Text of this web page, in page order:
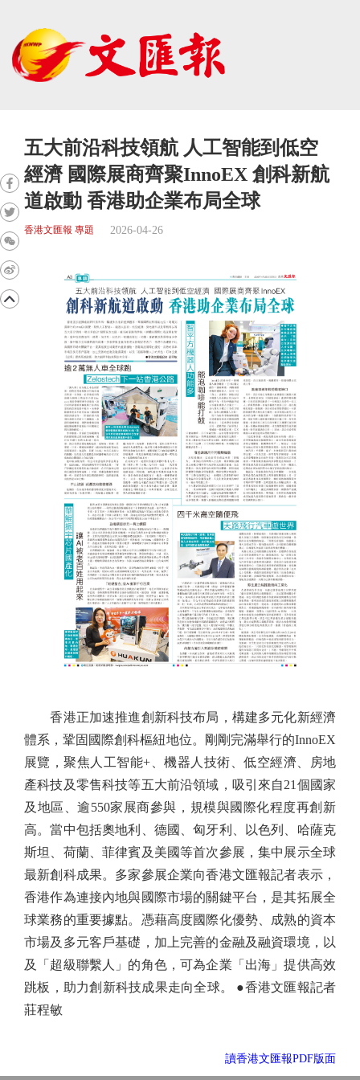
五大前沿科技領航 人工智能到低空
經濟 國際展商齊聚InnoEX 創科新航
道啟動 香港助企業布局全球
香港文匯報 專題 2026-04-26
香港正加速推進創新科技布局，構建多元化新經濟
體系，鞏固國際創科樞紐地位。剛剛完滿舉行的InnoEX
展覽，聚焦人工智能+、機器人技術、低空經濟、房地
產科技及零售科技等五大前沿領域，吸引來自21個國家
及地區、逾550家展商參與，規模與國際化程度再創新
高。當中包括奧地利、德國、匈牙利、以色列、哈薩克
斯坦、荷蘭、菲律賓及美國等首次參展，集中展示全球
最新創科成果。多家參展企業向香港文匯報記者表示，
香港作為連接內地與國際市場的關鍵平台，是其拓展全
球業務的重要據點。憑藉高度國際化優勢、成熟的資本
市場及多元客戶基礎，加上完善的金融及融資環境，以
及「超級聯繫人」的角色，可為企業「出海」提供高效
跳板，助力創新科技成果走向全球。 ●香港文匯報記者
莊程敏
讀香港文匯報PDF版面